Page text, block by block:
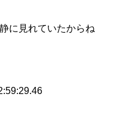
に見れていたからね